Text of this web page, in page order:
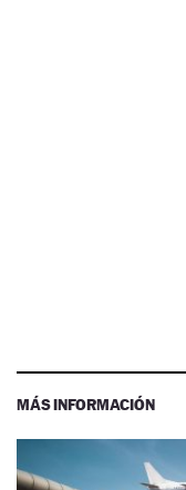
MÁS INFORMACIÓN